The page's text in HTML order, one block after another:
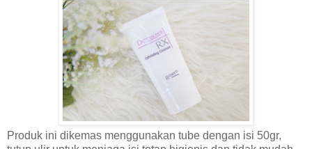
Produk ini dikemas menggunakan tube dengan isi 50gr,